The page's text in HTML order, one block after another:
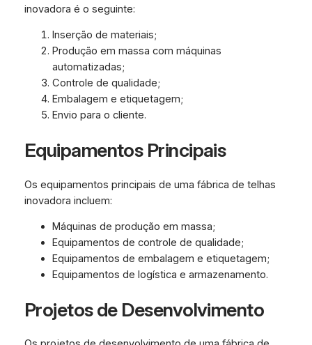
inovadora é o seguinte:
Inserção de materiais;
Produção em massa com máquinas
automatizadas;
Controle de qualidade;
Embalagem e etiquetagem;
Envio para o cliente.
Equipamentos Principais
Os equipamentos principais de uma fábrica de telhas
inovadora incluem:
Máquinas de produção em massa;
Equipamentos de controle de qualidade;
Equipamentos de embalagem e etiquetagem;
Equipamentos de logística e armazenamento.
Projetos de Desenvolvimento